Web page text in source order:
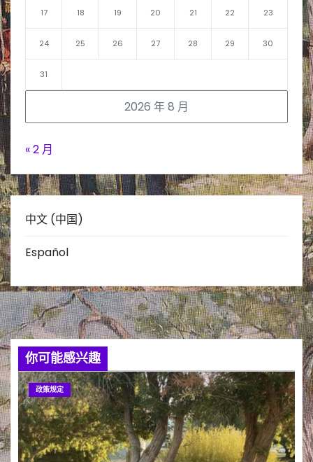
2026 年 8 月
17 18 19 20 21 22 23
24 25 26 27 28 29 30
31
« 2 月
中文 (中国)
Español
你可能感兴趣
政策规定